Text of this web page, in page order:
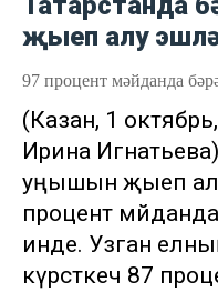
җыеп алу
97 процент мәйданда
(Казан, 1
Ирина
уңышын җыеп алу
процент
инде. Узган
күрсәткеч 87